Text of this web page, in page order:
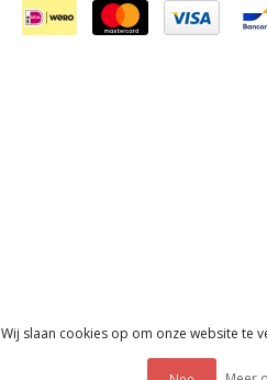
Wij slaan cookies op om onze website te